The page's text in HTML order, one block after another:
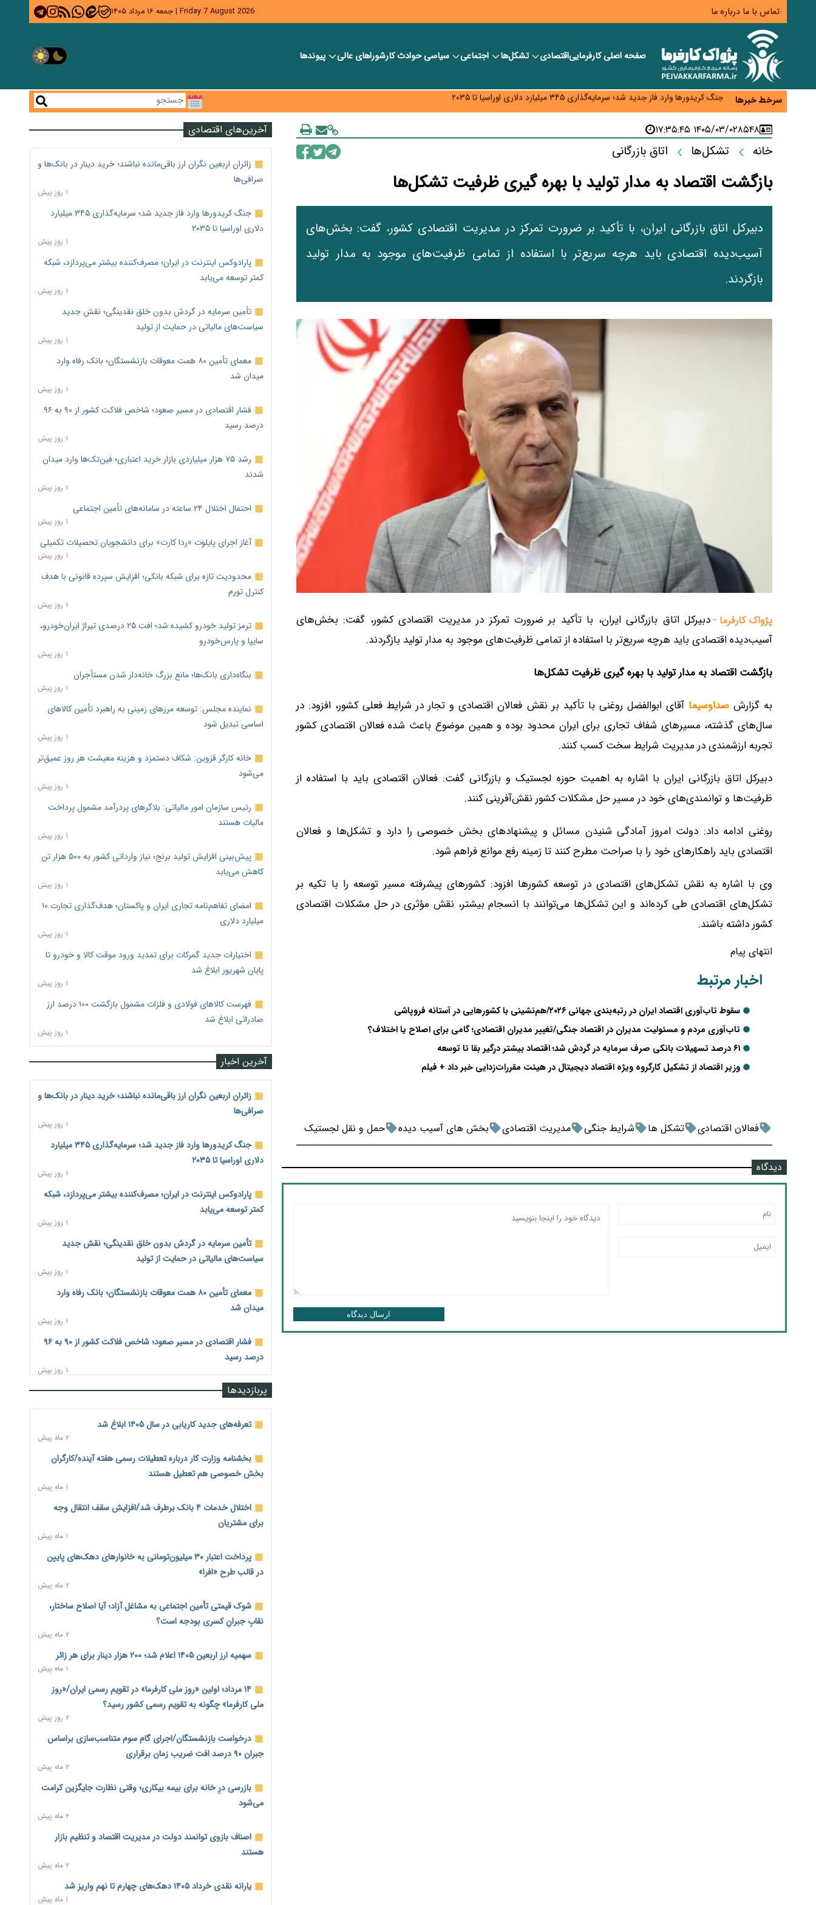
تماس با ما درباره ما Friday 7 August 2026
| جمعه ۱۶ مرداد ۱۴۰۵
صفحه اصلیکارفرماییاقتصادی تشکل‌ها اجتماعی سیاسیحوادث کارشورا‎های عالی پیوندها
سرخط خبرها
زائران اربعین نگران ارز باقی‌مانده نباشند؛ خرید دینار در بانک‌ها و صرافی‌ها
جنگ کریدورها وارد فاز جدید شد؛ سرمایه‌گذاری ۳۴۵ میلیارد دلاری اوراسیا تا ۲۰۳۵
پارادوکس اینترنت در ایران؛ مصرف‌کننده بیشتر می‌پردازد، شبکه کمتر توسعه می‌یابد
تأمین سرمایه در گردش بدون خلق نقدینگی؛ نقش جدید سیاست‌های مالیاتی در حمایت از تولید
معمای تأمین ۸۰ همت معوقات بازنشستگان؛ بانک رفاه وارد میدان شد
۸۵۴۸۱۴۰۵/۰۳/۰۲ ۱۷:۳۵:۴۵
خانه تشکل‌ها اتاق بازرگانی
بازگشت اقتصاد به مدار تولید با بهره گیری ظرفیت تشکل‌ها
دبیرکل اتاق بازرگانی ایران، با تأکید بر ضرورت تمرکز در مدیریت اقتصادی کشور، گفت: بخش‌های
آسیب‌دیده اقتصادی باید هرچه سریع‌تر با استفاده از تمامی ظرفیت‌های موجود به مدار تولید
بازگردند.
پژواک کارفرما - دبیرکل اتاق بازرگانی ایران، با تأکید بر ضرورت تمرکز در مدیریت اقتصادی کشور، گفت: بخش‌های
آسیب‌دیده اقتصادی باید هرچه سریع‌تر با استفاده از تمامی ظرفیت‌های موجود به مدار تولید بازگردند.
بازگشت اقتصاد به مدار تولید با بهره گیری ظرفیت تشکل‌ها
به گزارش صداوسیما آقای ابوالفضل روغنی با تأکید بر نقش فعالان اقتصادی و تجار در شرایط فعلی کشور، افزود: در
سال‌های گذشته، مسیر‌های شفاف تجاری برای ایران محدود بوده و همین موضوع باعث شده فعالان اقتصادی کشور
تجربه ارزشمندی در مدیریت شرایط سخت کسب کنند.
دبیرکل اتاق بازرگانی ایران با اشاره به اهمیت حوزه لجستیک و بازرگانی گفت: فعالان اقتصادی باید با استفاده از
ظرفیت‌ها و توانمندی‌های خود در مسیر حل مشکلات کشور نقش‌آفرینی کنند.
روغنی ادامه داد: دولت امروز آمادگی شنیدن مسائل و پیشنهاد‌های بخش خصوصی را دارد و تشکل‌ها و فعالان
اقتصادی باید راهکار‌های خود را با صراحت مطرح کنند تا زمینه رفع موانع فراهم شود.
وی با اشاره به نقش تشکل‌های اقتصادی در توسعه کشور‌ها افزود: کشور‌های پیشرفته مسیر توسعه را با تکیه بر
تشکل‌های اقتصادی طی کرده‌اند و این تشکل‌ها می‌توانند با انسجام بیشتر، نقش مؤثری در حل مشکلات اقتصادی
کشور داشته باشند.
انتهای پیام
اخبار مرتبط
سقوط تاب‌آوری اقتصاد ایران در رتبه‌بندی جهانی ۲۰۲۶/هم‌نشینی با کشورهایی در آستانه فروپاشی
تاب‌آوری مردم و مسئولیت مدیران در اقتصاد جنگی/تغییر مدیران اقتصادی؛ گامی برای اصلاح یا اختلاف؟
۶۱ درصد تسهیلات بانکی صرف سرمایه در گردش شد؛ اقتصاد بیشتر درگیر بقا تا توسعه
وزیر اقتصاد از تشکیل کارگروه ویژه اقتصاد دیجیتال در هیئت مقررات‌زدایی خبر داد + فیلم
فعالان اقتصادی تشکل ها شرایط جنگی مدیریت اقتصادی بخش های آسیب دیده حمل و نقل لجستیک
دیدگاه
ارسال دیدگاه
آخرین‌های اقتصادی
زائران اربعین نگران ارز باقی‌مانده نباشند؛ خرید دینار در بانک‌ها و
صرافی‌ها
۱ روز پیش
جنگ کریدورها وارد فاز جدید شد؛ سرمایه‌گذاری ۳۴۵ میلیارد
دلاری اوراسیا تا ۲۰۳۵
۱ روز پیش
پارادوکس اینترنت در ایران؛ مصرف‌کننده بیشتر می‌پردازد، شبکه
کمتر توسعه می‌یابد
۱ روز پیش
تأمین سرمایه در گردش بدون خلق نقدینگی؛ نقش جدید
سیاست‌های مالیاتی در حمایت از تولید
۱ روز پیش
معمای تأمین ۸۰ همت معوقات بازنشستگان؛ بانک رفاه وارد
میدان شد
۱ روز پیش
فشار اقتصادی در مسیر صعود؛ شاخص فلاکت کشور از ۹۰ به ۹۶
درصد رسید
۱ روز پیش
رشد ۷۵ هزار میلیاردی بازار خرید اعتباری؛ فین‌تک‌ها وارد میدان
شدند
۱ روز پیش
احتمال اختلال ۲۴ ساعته در سامانه‌های تأمین اجتماعی
۱ روز پیش
آغاز اجرای پایلوت «ردا کارت» برای دانشجویان تحصیلات تکمیلی
۱ روز پیش
محدودیت تازه برای شبکه بانکی؛ افزایش سپرده قانونی با هدف
کنترل تورم
۱ روز پیش
ترمز تولید خودرو کشیده شد؛ افت ۲۵ درصدی تیراژ ایران‌خودرو،
سایپا و پارس‌خودرو
۱ روز پیش
بنگاه‌داری بانک‌ها؛ مانع بزرگ خانه‌دار شدن مستأجران
۱ روز پیش
نماینده مجلس: توسعه مرزهای زمینی به راهبرد تأمین کالاهای
اساسی تبدیل شود
۱ روز پیش
خانه کارگر قزوین: شکاف دستمزد و هزینه معیشت هر روز عمیق‌تر
می‌شود
۱ روز پیش
رئیس سازمان امور مالیاتی: بلاگرهای پردرآمد مشمول پرداخت
مالیات هستند
۱ روز پیش
پیش‌بینی افزایش تولید برنج؛ نیاز وارداتی کشور به ۵۰۰ هزار تن
کاهش می‌یابد
۱ روز پیش
امضای تفاهم‌نامه تجاری ایران و پاکستان؛ هدف‌گذاری تجارت ۱۰
میلیارد دلاری
۱ روز پیش
اختیارات جدید گمرکات برای تمدید ورود موقت کالا و خودرو تا
پایان شهریور ابلاغ شد
۱ روز پیش
فهرست کالاهای فولادی و فلزات مشمول بازگشت ۱۰۰ درصد ارز
صادراتی ابلاغ شد
۱ روز پیش
آخرین اخبار
زائران اربعین نگران ارز باقی‌مانده نباشند؛ خرید دینار در بانک‌ها و
صرافی‌ها
۱ روز پیش
جنگ کریدورها وارد فاز جدید شد؛ سرمایه‌گذاری ۳۴۵ میلیارد
دلاری اوراسیا تا ۲۰۳۵
۱ روز پیش
پارادوکس اینترنت در ایران؛ مصرف‌کننده بیشتر می‌پردازد، شبکه
کمتر توسعه می‌یابد
۱ روز پیش
تأمین سرمایه در گردش بدون خلق نقدینگی؛ نقش جدید
سیاست‌های مالیاتی در حمایت از تولید
۱ روز پیش
معمای تأمین ۸۰ همت معوقات بازنشستگان؛ بانک رفاه وارد
میدان شد
۱ روز پیش
فشار اقتصادی در مسیر صعود؛ شاخص فلاکت کشور از ۹۰ به ۹۶
درصد رسید
۱ روز پیش
رشد ۷۵ هزار میلیاردی بازار خرید اعتباری؛ فین‌تک‌ها وارد میدان
۱ روز پیش
آغاز اجرای پایلوت «ردا کارت» برای دانشجویان تحصیلات تکمیلی
۱ روز پیش
محدودیت تازه برای شبکه بانکی؛ افزایش سپرده قانونی با هدف
کنترل تورم
۱ روز پیش
ترمز تولید خودرو کشیده شد؛ افت ۲۵ درصدی تیراژ ایران‌خودرو،
سایپا و پارس‌خودرو
۱ روز پیش
بنگاه‌داری بانک‌ها؛ مانع بزرگ خانه‌دار شدن مستأجران
نماینده مجلس: توسعه مرزهای زمینی به راهبرد تأمین کالاهای
اساسی تبدیل شود
۱ روز پیش
خانه کارگر قزوین: شکاف دستمزد و هزینه معیشت هر روز عمیق‌تر
می‌شود
۱ روز پیش
رئیس سازمان امور مالیاتی: بلاگرهای پردرآمد مشمول پرداخت
مالیات هستند
۱ روز پیش
پیش‌بینی افزایش تولید برنج؛ نیاز وارداتی کشور به ۵۰۰ هزار تن
کاهش می‌یابد
۱ روز پیش
میلیارد دلاری
۱ روز پیش
اختیارات جدید گمرکات برای تمدید ورود موقت کالا و خودرو تا
پربازدیدها
تعرفه‌های جدید کاریابی در سال ۱۴۰۵ ابلاغ شد
۲ ماه پیش
بخشنامه وزارت کار درباره تعطیلات رسمی هفته آینده/کارگران
بخش خصوصی هم تعطیل هستند
۱ ماه پیش
اختلال خدمات ۴ بانک برطرف شد/افزایش سقف انتقال وجه
برای مشتریان
۱ ماه پیش
پرداخت اعتبار ۳۰ میلیون‌تومانی به خانوارهای دهک‌های پایین
در قالب طرح «افرا»
۲ ماه پیش
شوک قیمتی تأمین اجتماعی به مشاغل آزاد؛ آیا اصلاح ساختار،
نقابِ جبرانِ کسری بودجه است؟
۲ ماه پیش
سهمیه ارز اربعین ۱۴۰۵ اعلام شد؛ ۲۰۰ هزار دینار برای هر زائر
۱ ماه پیش
۱۴ مرداد؛ اولین «روز ملی کارفرما» در تقویم رسمی ایران/«روز
ملی کارفرما» چگونه به تقویم رسمی کشور رسید؟
۲ روز پیش
درخواست بازنشستگان/اجرای گام سوم متناسب‌سازی براساس
جبران ۹۰ درصد افت ضریب زمان برقراری
۲ ماه پیش
بازرسی درِ خانه برای بیمه بیکاری؛ وقتی نظارت جایگزین کرامت
می‌شود
۲ ماه پیش
اصناف بازوی توانمند دولت در مدیریت اقتصاد و تنظیم بازار
هستند
۲ ماه پیش
یارانه نقدی خرداد ۱۴۰۵ دهک‌های چهارم تا نهم واریز شد
۱ ماه پیش